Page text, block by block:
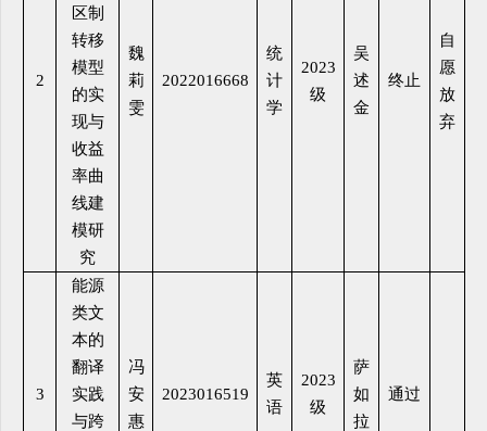
2
区制
转移
模型
的实
现与
收益
率曲
线建
模研
究
魏
莉
雯
2022016668
统
计
学
2023
级
吴
述
金
终止
自
愿
放
弃
3
能源
类文
本的
翻译
实践
与跨
冯
安
惠
2023016519
英
语
2023
级
萨
如
拉
通过